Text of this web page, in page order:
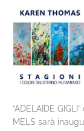
“ADELAIDE
MELS sarà